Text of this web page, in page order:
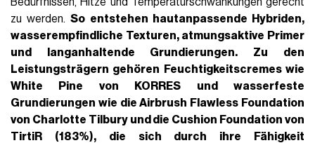
zu werden.So entstehen hautanpassende Hybriden,
wasserempfindliche Texturen, atmungsaktive Primer
und langanhaltende Grundierungen.
Zu den
Leistungsträgern gehören
Feuchtigkeitscremes wie
White Pine von KORRES und wasserfeste
Grundierungen wie dieAirbrush Flawless Foundation
von Charlotte Tilbury und die Cushion Foundation von
TirtiR (183%), die sich durch ihre Fähigkeit